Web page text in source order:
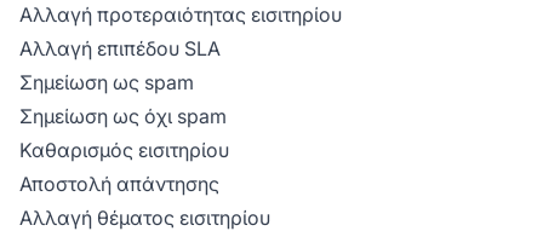
Αλλαγή προτεραιότητας εισιτηρίου
Αλλαγή επιπέδου SLA
Σημείωση ως spam
Σημείωση ως όχι spam
Καθαρισμός εισιτηρίου
Αποστολή απάντησης
Αλλαγή θέματος εισιτηρίου